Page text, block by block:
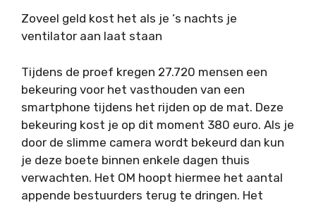
Zoveel geld kost het als je ‘s nachts je
ventilator aan laat staan
Tijdens de proef kregen 27.720 mensen een
bekeuring voor het vasthouden van een
smartphone tijdens het rijden op de mat. Deze
bekeuring kost je op dit moment 380 euro. Als je
door de slimme camera wordt bekeurd dan kun
je deze boete binnen enkele dagen thuis
verwachten. Het OM hoopt hiermee het aantal
appende bestuurders terug te dringen. Het